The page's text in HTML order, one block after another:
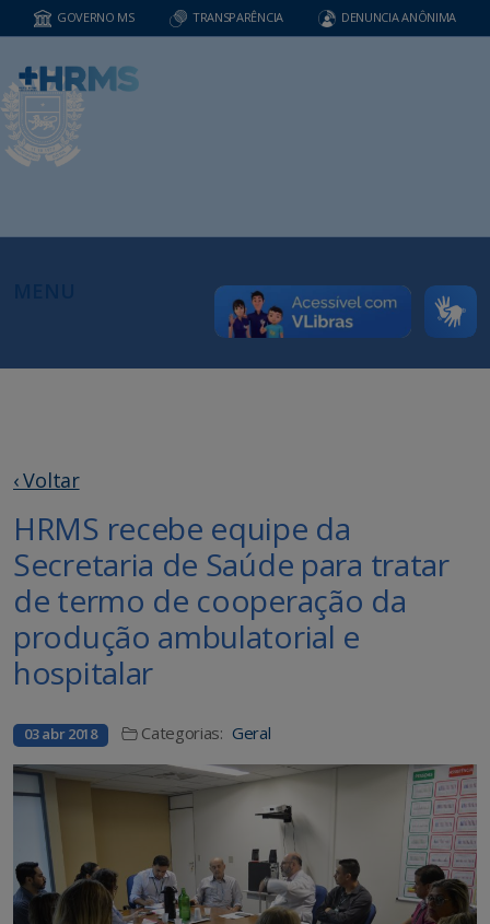
GOVERNO MS TRANSPARÊNCIA DENUNCIA ANÔNIMA
‹ Voltar
HRMS recebe equipe da
Secretaria de Saúde para tratar
de termo de cooperação da
produção ambulatorial e
hospitalar
03 abr 2018 Categorias: Geral